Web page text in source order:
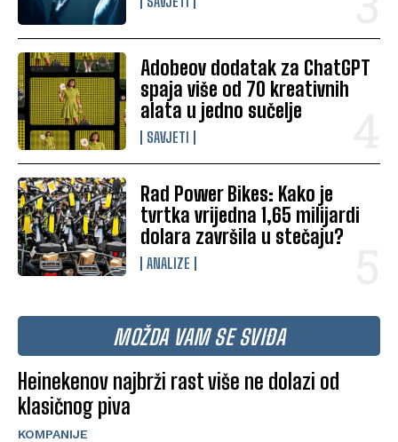
Adobeov dodatak za ChatGPT
spaja više od 70 kreativnih
alata u jedno sučelje
SAVJETI
Rad Power Bikes: Kako je
tvrtka vrijedna 1,65 milijardi
dolara završila u stečaju?
ANALIZE
MOŽDA VAM SE SVIĐA
Heinekenov najbrži rast više ne dolazi od
klasičnog piva
KOMPANIJE